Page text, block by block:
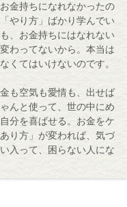
金持ちになれなかったの
やり方」ばかり学んでい
、お金持ちにはなれない
わってないから。本当は
くてはいけないのです。
も空気も愛情も、出せば
んと使って、世の中にめ
分を喜ばせる。お金をケ
り方」が変われば、気づ
入って、困らない人にな